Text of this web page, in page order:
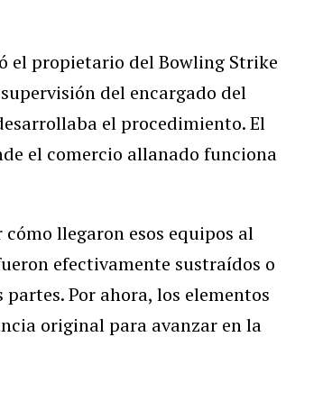
el propietario del Bowling Strike
del encargado del
el procedimiento. El
el comercio allanado funciona
llegaron esos equipos al
efectivamente sustraídos o
Por ahora, los elementos
original para avanzar en la